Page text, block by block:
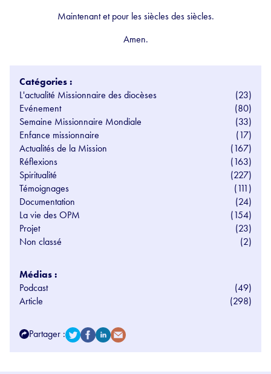
Maintenant et pour les siècles des siècles.
Amen.
Catégories :
L'actualité Missionnaire des diocèses
(23)
Evénement
(80)
Semaine Missionnaire Mondiale
(33)
Enfance missionnaire
(17)
Actualités de la Mission
(167)
Réflexions
(163)
Spiritualité
(227)
Témoignages
(111)
Documentation
(24)
La vie des OPM
(154)
Projet
(23)
Non classé
(2)
Médias :
Podcast
(49)
Article
(298)
Partager :